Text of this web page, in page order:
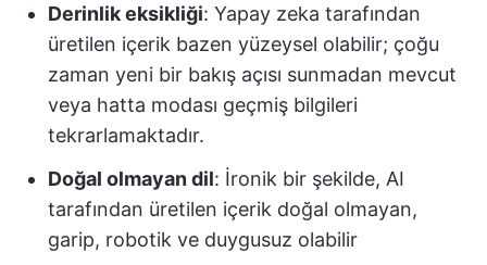
Derinlik eksikliği: Yapay zeka tarafından
üretilen içerik bazen yüzeysel olabilir; çoğu
zaman yeni bir bakış açısı sunmadan mevcut
veya hatta modası geçmiş bilgileri
tekrarlamaktadır.
Doğal olmayan dil: İronik bir şekilde, AI
tarafından üretilen içerik doğal olmayan,
garip, robotik ve duygusuz olabilir